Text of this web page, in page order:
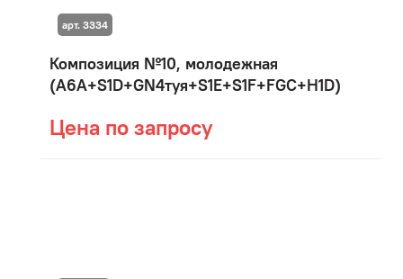
Композиция №10, молодежная
(A6A+S1D+GN4туя+S1E+S1F+FGC+H1D)
Цена по запросу
арт. 3334